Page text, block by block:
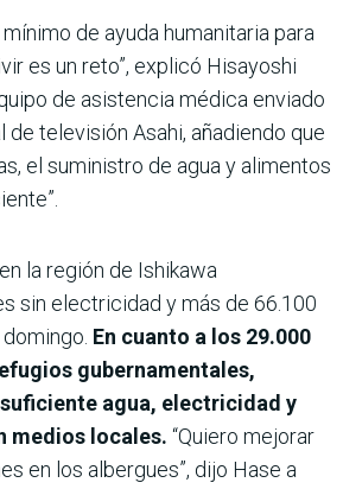
de ayuda humanitaria para
es un reto”, explicó Hisayoshi
de asistencia médica enviado
de televisión Asahi, añadiendo que
el suministro de agua y alimentos
la región de Ishikawa
sin electricidad y más de 66.100
En cuanto a los 29.000
gubernamentales,
agua, electricidad y
medios locales. “Quiero mejorar
en los albergues”, dijo Hase a